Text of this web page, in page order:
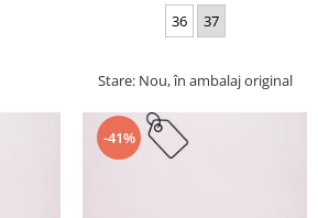
36 37
Stare: Nou, în ambalaj original
-41%